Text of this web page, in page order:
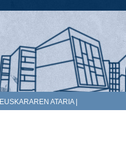
EUSKARAREN ATARIA|